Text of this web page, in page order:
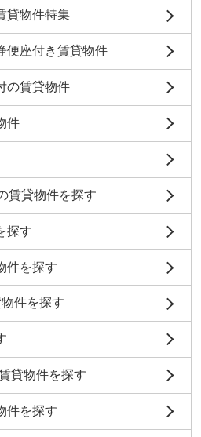
貸物件特集
便座付き賃貸物件
の賃貸物件
件
賃貸物件を探す
探す
件を探す
件を探す
貸物件を探す
件を探す